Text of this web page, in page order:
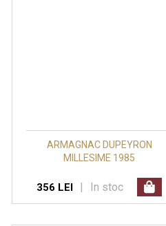
ARMAGNAC DUPEYRON
MILLESIME 1985
356 LEI In stoc